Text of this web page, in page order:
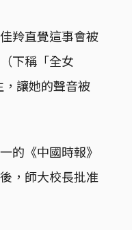
羚直覺這事會被
下稱「全女
讓她的聲音被
的《中國時報》
，師大校長批准